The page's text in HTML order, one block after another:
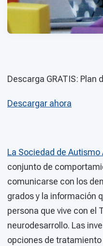
Descarga GRATIS: Plan
Descargar ahora
La Sociedad de
conjunto de
comunicarse con los
grados y la información
persona que vive con el
neurodesarrollo. Las
opciones de